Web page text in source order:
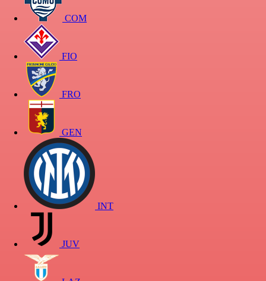
COM
FIO
FRO
GEN
INT
JUV